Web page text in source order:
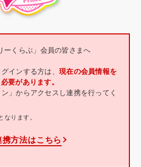
ーくらぶ」会員の皆さまへ
インする方は、 現在の会員情報を
要があります。
ン」からアクセスし連携を行ってく
ります。
携方法はこちら